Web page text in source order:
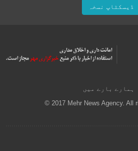
ڈیسکٹاپ نسخہ
ہمارے بارے میں
© 2017 Mehr News Agency. All